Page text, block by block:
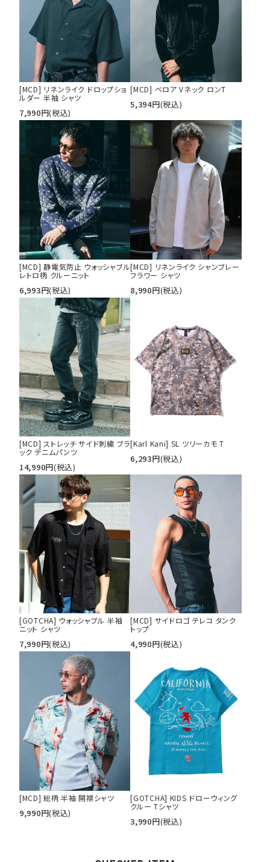
tune 絞り込んで検索する
[MCD] リネンライク ドロップショ
ルダー 半袖 シャツ
7,990円(税込)
[MCD] ベロア Vネック ロンT
5,394円(税込)
[MCD] 静電気防止 ウォッシャブル
レトロ柄 クルーニット
6,993円(税込)
[MCD] リネンライク シャンブレー
フラワー シャツ
8,990円(税込)
[MCD] ストレッチ サイド刺繍 ブラ
ック デニムパンツ
14,990円(税込)
[Karl Kani] SL ツリーカモ T
6,293円(税込)
[GOTCHA] ウォッシャブル 半袖
ニット シャツ
7,990円(税込)
[MCD] サイドロゴ テレコ タンク
トップ
4,990円(税込)
[MCD] 総柄 半袖 開襟シャツ
9,990円(税込)
[GOTCHA] KIDS ドローウィング
クルー Tシャツ
3,990円(税込)